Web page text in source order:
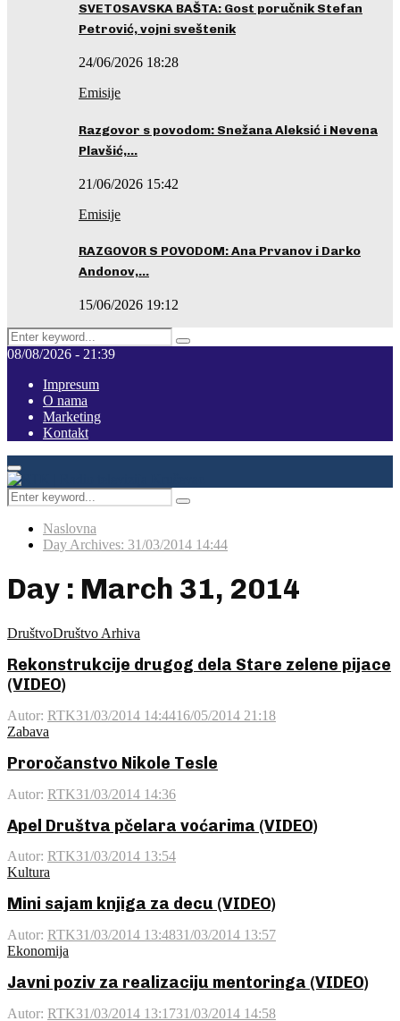
SVETOSAVSKA BAŠTA: Gost poručnik Stefan
Petrović, vojni sveštenik
24/06/2026 18:28
Emisije
Razgovor s povodom: Snežana Aleksić i Nevena
Plavšić,…
21/06/2026 15:42
Emisije
RAZGOVOR S POVODOM: Ana Prvanov i Darko
Andonov,…
15/06/2026 19:12
Search
for:
Pretraga
08/08/2026 - 21:39
Impresum
O nama
Marketing
Kontakt
Facebook
Instagram
Youtube
Primary
Menu
Search
for:
Pretraga
Naslovna
Day Archives: 31/03/2014 14:44
Day : March 31, 2014
DruštvoDruštvo Arhiva
Rekonstrukcije drugog dela Stare zelene pijace
(VIDEO)
Autor: RTK31/03/2014 14:4416/05/2014 21:18
Zabava
Proročanstvo Nikole Tesle
Autor: RTK31/03/2014 14:36
Apel Društva pčelara voćarima (VIDEO)
Autor: RTK31/03/2014 13:54
Kultura
Mini sajam knjiga za decu (VIDEO)
Autor: RTK31/03/2014 13:4831/03/2014 13:57
Ekonomija
Javni poziv za realizaciju mentoringa (VIDEO)
Autor: RTK31/03/2014 13:1731/03/2014 14:58